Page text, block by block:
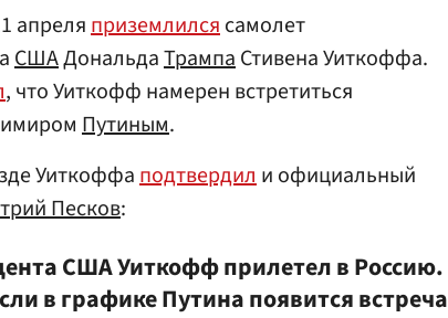
апреляприземлилсясамолет
СШАДональдаТрампаСтивена Уиткоффа.
, что Уиткофф намерен встретиться
Путиным.
Уиткоффаподтвердили официальный
Песков:
США Уиткофф прилетел в Россию.
в графике Путина появится встреча